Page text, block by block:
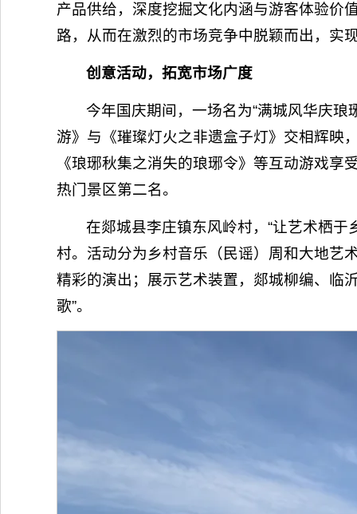
产品供给，深度挖掘文化内涵与游客体验价
路，从而在激烈的市场竞争中脱颖而出，实
创意活动，拓宽市场广度
今年国庆期间，一场名为“满城风华庆
游》与《璀璨灯火之非遗盒子灯》交相辉映
《琅琊秋集之消失的琅琊令》等互动游戏
热门景区第二名。
在郯城县李庄镇东风岭村，“让艺术栖
村。活动分为乡村音乐（民谣）周和大地艺
精彩的演出；展示艺术装置，郯城柳编、临
歌”。